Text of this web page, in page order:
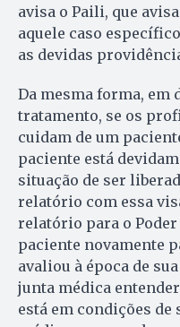
avisa o Paili, que
aquele caso
as devidas
Da mesma forma, em
tratamento, se os
cuidam de um
paciente está
situação de ser
relatório com essa
relatório para o
paciente novamente
avaliou à época de
junta médica
está em condições